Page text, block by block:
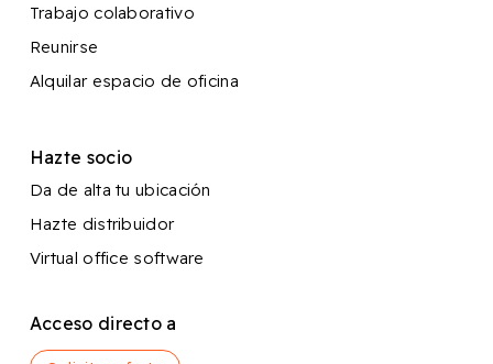
Trabajo colaborativo
Reunirse
Alquilar espacio de oficina
Hazte socio
Da de alta tu ubicación
Hazte distribuidor
Virtual office software
Acceso directo a